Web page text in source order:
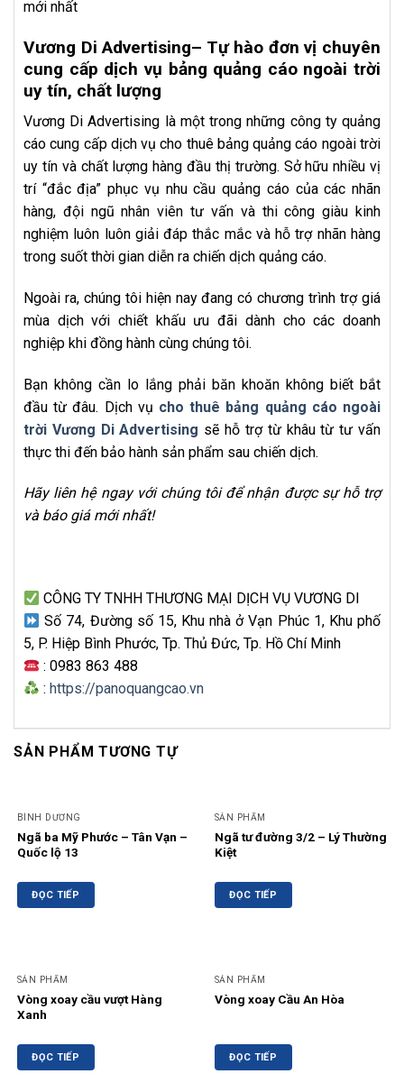
mới nhất
Vương Di Advertising– Tự hào đơn vị chuyên
cung cấp dịch vụ bảng quảng cáo ngoài trời
uy tín, chất lượng
Vương Di Advertising là một trong những công ty quảng
cáo cung cấp dịch vụ cho thuê bảng quảng cáo ngoài trời
uy tín và chất lượng hàng đầu thị trường. Sở hữu nhiều vị
trí “đắc địa” phục vụ nhu cầu quảng cáo của các nhãn
hàng, đội ngũ nhân viên tư vấn và thi công giàu kinh
nghiệm luôn luôn giải đáp thắc mắc và hỗ trợ nhãn hàng
trong suốt thời gian diễn ra chiến dịch quảng cáo.
Ngoài ra, chúng tôi hiện nay đang có chương trình trợ giá
mùa dịch với chiết khấu ưu đãi dành cho các doanh
nghiệp khi đồng hành cùng chúng tôi.
Bạn không cần lo lắng phải băn khoăn không biết bắt
đầu từ đâu. Dịch vụ cho thuê bảng quảng cáo ngoài
trời Vương Di Advertising sẽ hỗ trợ từ khâu từ tư vấn
thực thi đến bảo hành sản phẩm sau chiến dịch.
Hãy liên hệ ngay với chúng tôi để nhận được sự hỗ trợ
và báo giá mới nhất!
CÔNG TY TNHH THƯƠNG MẠI DỊCH VỤ VƯƠNG DI
Số 74, Đường số 15, Khu nhà ở Vạn Phúc 1, Khu phố
5, P. Hiệp Bình Phước, Tp. Thủ Đức, Tp. Hồ Chí Minh
: 0983 863 488
:https://panoquangcao.vn
SẢN PHẨM TƯƠNG TỰ
BÌNH DƯƠNG
Ngã ba Mỹ Phước – Tân Vạn –
Quốc lộ 13
ĐỌC TIẾP
SẢN PHẨM
Ngã tư đường 3/2 – Lý Thường
Kiệt
ĐỌC TIẾP
SẢN PHẨM
Vòng xoay cầu vượt Hàng
Xanh
ĐỌC TIẾP
SẢN PHẨM
Vòng xoay Cầu An Hòa
ĐỌC TIẾP